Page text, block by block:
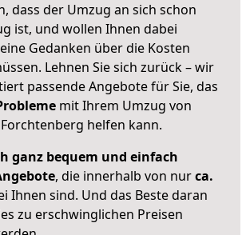
dass der Umzug an sich schon
ist, und wollen Ihnen dabei
Gedanken über die Kosten
Lehnen Sie sich zurück – wir
passende Angebote für Sie, das
mit Ihrem Umzug von
helfen kann.
ganz bequem und einfach
, die innerhalb von nurca.
Ihnen sind. Und das Beste daran
zu erschwinglichen Preisen